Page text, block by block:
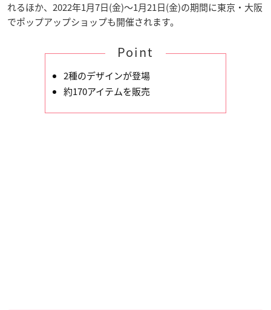
れるほか、2022年1月7日(金)〜1月21日(金)の期間に東京・大阪
でポップアップショップも開催されます。
Point
2種のデザインが登場
約170アイテムを販売